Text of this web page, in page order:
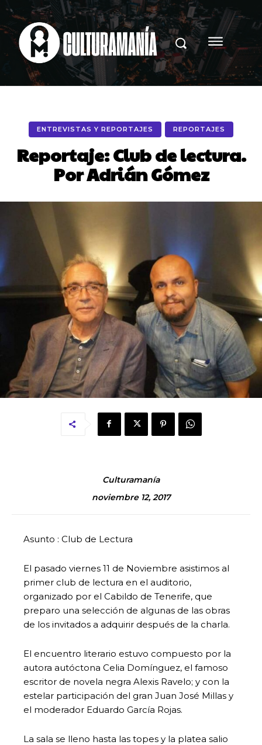
ENTREVISTAS Y REPORTAJES REPORTAJES
Reportaje: Club de lectura.
Por Adrián Gómez
Culturamanía
noviembre 12, 2017
Asunto : Club de Lectura
El pasado viernes 11 de Noviembre asistimos al
primer club de lectura en el auditorio,
organizado por el Cabildo de Tenerife, que
preparo una selección de algunas de las obras
de los invitados a adquirir después de la charla.
El encuentro literario estuvo compuesto por la
autora autóctona Celia Domínguez, el famoso
escritor de novela negra Alexis Ravelo; y con la
estelar participación del gran Juan José Millas y
el moderador Eduardo García Rojas.
La sala se lleno hasta las topes y la platea salio